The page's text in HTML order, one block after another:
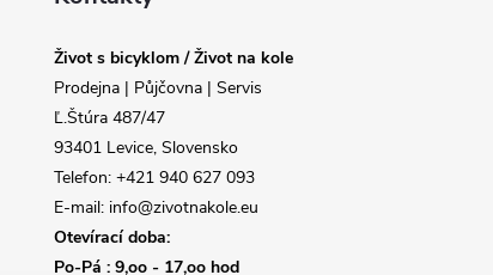
Život s bicyklom / Život na kole
Prodejna | Půjčovna | Servis
Ľ.Štúra 487/47
93401 Levice, Slovensko
Telefon: +421 940 627 093
E-mail: info@zivotnakole.eu
Otevírací doba:
Po-Pá : 9,oo - 17,oo hod